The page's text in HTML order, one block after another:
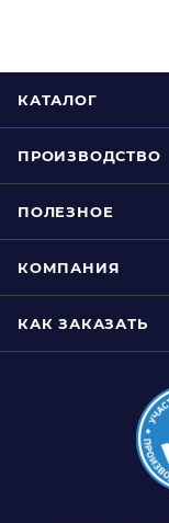
КАТАЛОГ
ПРОИЗВОДСТВО
ПОЛЕЗНОЕ
КОМПАНИЯ
КАК ЗАКАЗАТЬ